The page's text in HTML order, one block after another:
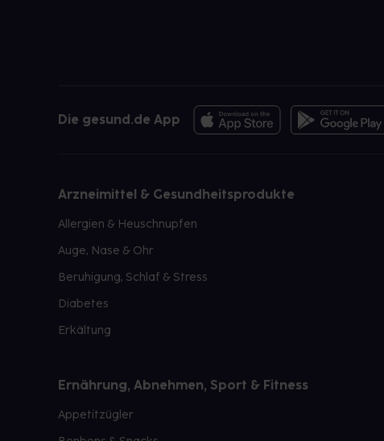
Die gesund.de App
Arzneimittel & Gesundheitsprodukte
Allergien & Heuschnupfen
Auge, Nase & Ohr
Beruhigung, Schlaf & Stress
Diabetes
Erkältung
Ernährung, Abnehmen, Sport & Fitness
Appetitzügler